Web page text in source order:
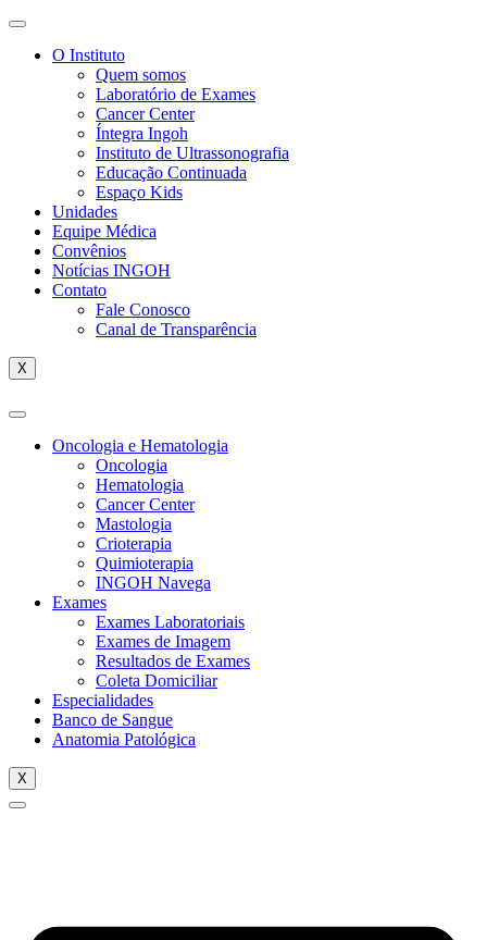
O Instituto
Quem somos
Laboratório de Exames
Cancer Center
Íntegra Ingoh
Instituto de Ultrassonografia
Educação Continuada
Espaço Kids
Unidades
Equipe Médica
Convênios
Notícias INGOH
Contato
Fale Conosco
Canal de Transparência
X
Oncologia e Hematologia
Oncologia
Hematologia
Cancer Center
Mastologia
Crioterapia
Quimioterapia
INGOH Navega
Exames
Exames Laboratoriais
Exames de Imagem
Resultados de Exames
Coleta Domiciliar
Especialidades
Banco de Sangue
Anatomia Patológica
X